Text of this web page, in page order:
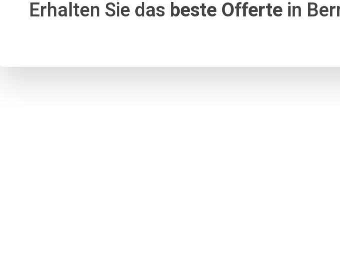
Erhalten Sie das beste Offertein